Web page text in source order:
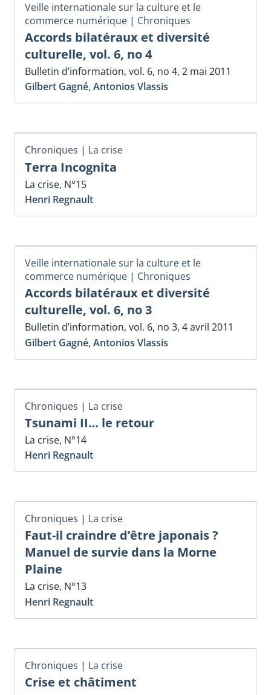
Veille internationale sur la culture et le
commerce numérique | Chroniques
Accords bilatéraux et diversité
culturelle, vol. 6, no 4
Bulletin d’information, vol. 6, no 4, 2 mai 2011
Gilbert Gagné, Antonios Vlassis
Chroniques | La crise
Terra Incognita
La crise, N°15
Henri Regnault
Veille internationale sur la culture et le
commerce numérique | Chroniques
Accords bilatéraux et diversité
culturelle, vol. 6, no 3
Bulletin d’information, vol. 6, no 3, 4 avril 2011
Gilbert Gagné, Antonios Vlassis
Chroniques | La crise
Tsunami II… le retour
La crise, N°14
Henri Regnault
Chroniques | La crise
Faut-il craindre d’être japonais ?
Manuel de survie dans la Morne
Plaine
La crise, N°13
Henri Regnault
Chroniques | La crise
Crise et châtiment